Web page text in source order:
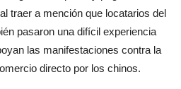
traer a mención que locatarios del
pasaron una difícil experiencia
las manifestaciones contra la
directo por los chinos.